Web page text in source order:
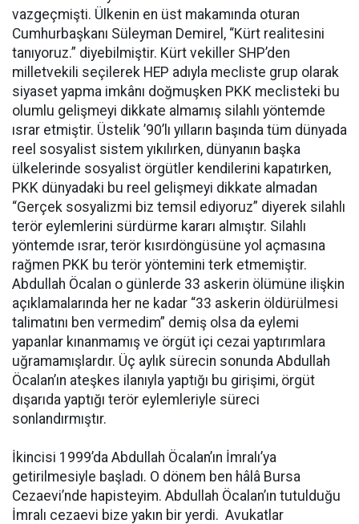
vazgeçmişti. Ülkenin en üst makamında oturan
Cumhurbaşkanı Süleyman Demirel, “Kürt realitesini
tanıyoruz.” diyebilmiştir. Kürt vekiller SHP’den
milletvekili seçilerek HEP adıyla mecliste grup olarak
siyaset yapma imkânı doğmuşken PKK meclisteki bu
olumlu gelişmeyi dikkate almamış silahlı yöntemde
ısrar etmiştir. Üstelik ’90’lı yılların başında tüm dünyada
reel sosyalist sistem yıkılırken, dünyanın başka
ülkelerinde sosyalist örgütler kendilerini kapatırken,
PKK dünyadaki bu reel gelişmeyi dikkate almadan
“Gerçek sosyalizmi biz temsil ediyoruz” diyerek silahlı
terör eylemlerini sürdürme kararı almıştır. Silahlı
yöntemde ısrar, terör kısırdöngüsüne yol açmasına
rağmen PKK bu terör yöntemini terk etmemiştir.
Abdullah Öcalan o günlerde 33 askerin ölümüne ilişkin
açıklamalarında her ne kadar “33 askerin öldürülmesi
talimatını ben vermedim” demiş olsa da eylemi
yapanlar kınanmamış ve örgüt içi cezai yaptırımlara
uğramamışlardır. Üç aylık sürecin sonunda Abdullah
Öcalan’ın ateşkes ilanıyla yaptığı bu girişimi, örgüt
dışarıda yaptığı terör eylemleriyle süreci
sonlandırmıştır.
İkincisi 1999’da Abdullah Öcalan’ın İmralı’ya
getirilmesiyle başladı. O dönem ben hâlâ Bursa
Cezaevi’nde hapisteyim. Abdullah Öcalan’ın tutulduğu
İmralı cezaevi bize yakın bir yerdi. Avukatlar